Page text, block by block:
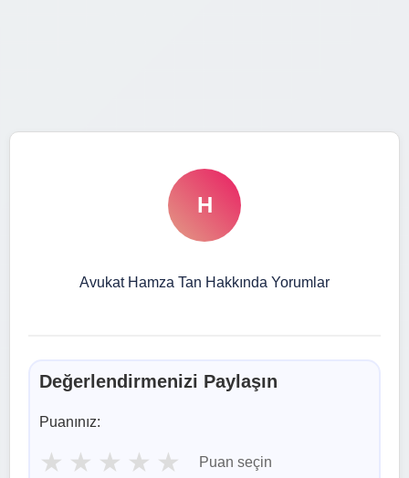
H
Avukat Hamza Tan Hakkında Yorumlar
Değerlendirmenizi Paylaşın
Puanınız:
★ ★ ★ ★ ★ Puan seçin